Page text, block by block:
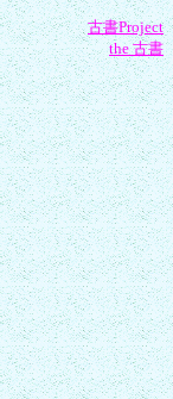
古書Project
the 古書